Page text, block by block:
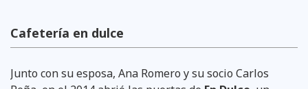
Cafetería en dulce
Junto con su esposa, Ana Romero y su socio Carlos